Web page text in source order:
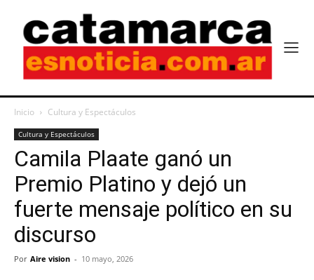
Inicio Cultura y Espectáculos
Cultura y Espectáculos
Camila Plaate ganó un
Premio Platino y dejó un
fuerte mensaje político en su
discurso
Por Aire vision - 10 mayo, 2026